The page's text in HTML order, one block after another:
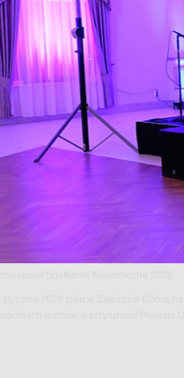
8 stycznia 2026 roku w Zajeździe Cobra
wspólnych rozmów o przyszłości Powiatu